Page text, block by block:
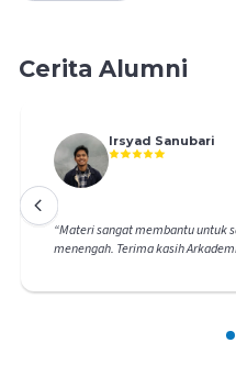
Cerita Alumni
Irsyad Sanubari
“Materi sangat membantu untuk
menengah. Terima kasih
1